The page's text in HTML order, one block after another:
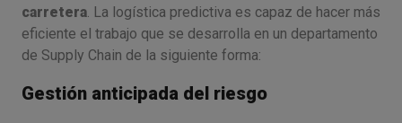
carretera. La logística predictiva es capaz de hacer más
eficiente el trabajo que se desarrolla en un departamento
de Supply Chain de la siguiente forma:
Gestión anticipada del riesgo